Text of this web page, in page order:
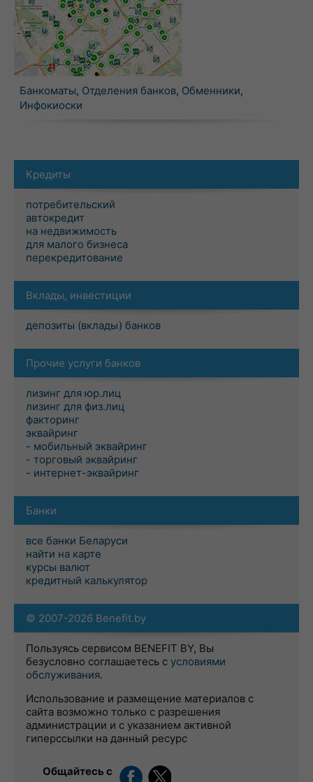
Банкоматы, Отделения банков, Обменники,
Инфокиоски
Кредиты
потребительский
автокредит
на недвижимость
для малого бизнеса
перекредитование
Вклады, инвестиции
депозиты (вклады) банков
Прочие услуги банков
лизинг для юр.лиц
лизинг для физ.лиц
факторинг
эквайринг
- мобильный эквайринг
- торговый эквайринг
- интернет-эквайринг
Банки
все банки Беларуси
найти на карте
курсы валют
кредитный калькулятор
© 2007-2026 Benefit.by
Пользуясь сервисом BENEFIT BY, Вы
безусловно соглашаетесь с условиями
обслуживания.
Использование и размещение материалов с
сайта возможно только с разрешения
администрации и с указанием активной
гиперссылки на данный ресурс
Общайтесь с